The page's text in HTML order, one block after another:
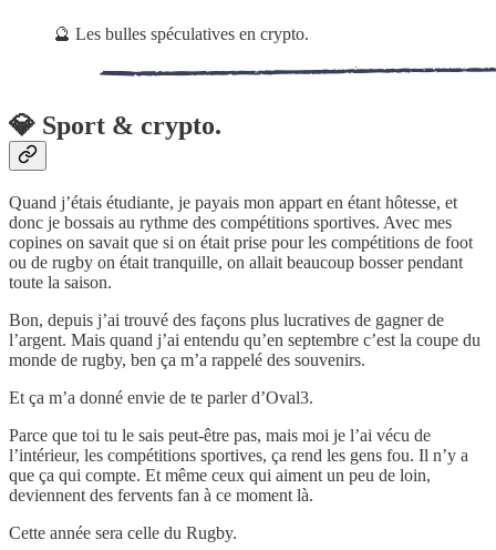
🔮 Les bulles spéculatives en crypto.
💎 Sport & crypto.
Quand j’étais étudiante, je payais mon appart en étant hôtesse, et
donc je bossais au rythme des compétitions sportives. Avec mes
copines on savait que si on était prise pour les compétitions de foot
ou de rugby on était tranquille, on allait beaucoup bosser pendant
toute la saison.
Bon, depuis j’ai trouvé des façons plus lucratives de gagner de
l’argent. Mais quand j’ai entendu qu’en septembre c’est la coupe du
monde de rugby, ben ça m’a rappelé des souvenirs.
Et ça m’a donné envie de te parler d’Oval3.
Parce que toi tu le sais peut-être pas, mais moi je l’ai vécu de
l’intérieur, les compétitions sportives, ça rend les gens fou. Il n’y a
que ça qui compte. Et même ceux qui aiment un peu de loin,
deviennent des fervents fan à ce moment là.
Cette année sera celle du Rugby.